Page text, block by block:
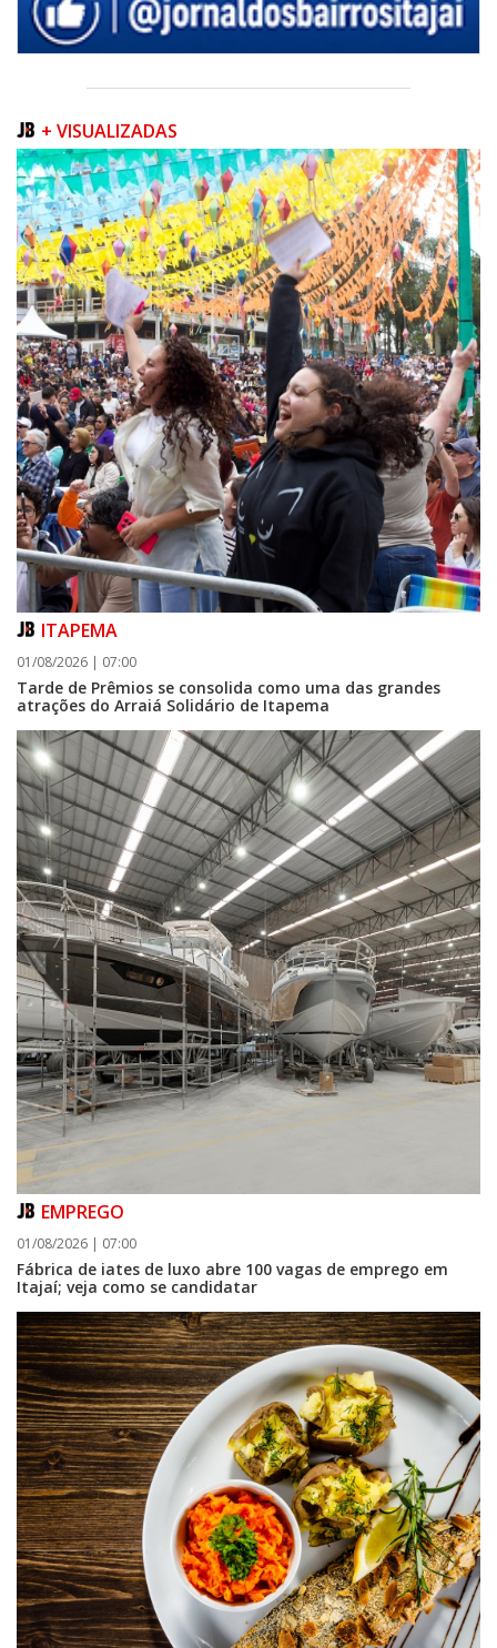
07/08/2026 | 07:00
Prefeitura de Itapema segue com credenciamento aberto para artistas e
produtores culturais
ITAPEMA
07/08/2026 | 07:00
Itapema se destaca no IDEB e conquista melhor resultado da região
+ VISUALIZADAS
ITAPEMA
01/08/2026 | 07:00
Tarde de Prêmios se consolida como uma das grandes
atrações do Arraiá Solidário de Itapema
EMPREGO
01/08/2026 | 07:00
Fábrica de iates de luxo abre 100 vagas de emprego em
Itajaí; veja como se candidatar